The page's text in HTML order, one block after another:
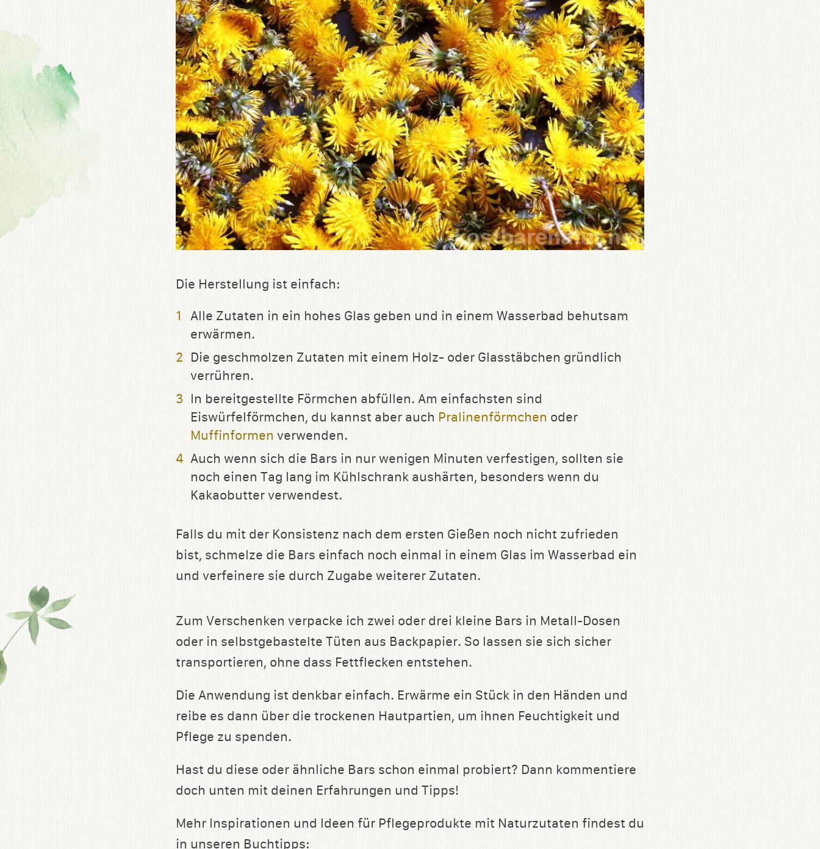
Die Herstellung ist einfach:
Alle Zutaten in ein hohes Glas geben und in einem Wasserbad behutsam
erwärmen.
Die geschmolzen Zutaten mit einem Holz- oder Glasstäbchen gründlich
verrühren.
In bereitgestellte Förmchen abfüllen. Am einfachsten sind
Eiswürfelförmchen, du kannst aber auch Pralinenförmchen oder
Muffinformen verwenden.
Auch wenn sich die Bars in nur wenigen Minuten verfestigen, sollten sie
noch einen Tag lang im Kühlschrank aushärten, besonders wenn du
Kakaobutter verwendest.
Falls du mit der Konsistenz nach dem ersten Gießen noch nicht zufrieden
bist, schmelze die Bars einfach noch einmal in einem Glas im Wasserbad ein
und verfeinere sie durch Zugabe weiterer Zutaten.
Zum Verschenken verpacke ich zwei oder drei kleine Bars in Metall-Dosen
oder in selbstgebastelte Tüten aus Backpapier. So lassen sie sich sicher
transportieren, ohne dass Fettflecken entstehen.
Die Anwendung ist denkbar einfach. Erwärme ein Stück in den Händen und
reibe es dann über die trockenen Hautpartien, um ihnen Feuchtigkeit und
Pflege zu spenden.
Hast du diese oder ähnliche Bars schon einmal probiert? Dann kommentiere
doch unten mit deinen Erfahrungen und Tipps!
Mehr Inspirationen und Ideen für Pflegeprodukte mit Naturzutaten findest du
in unseren Buchtipps: